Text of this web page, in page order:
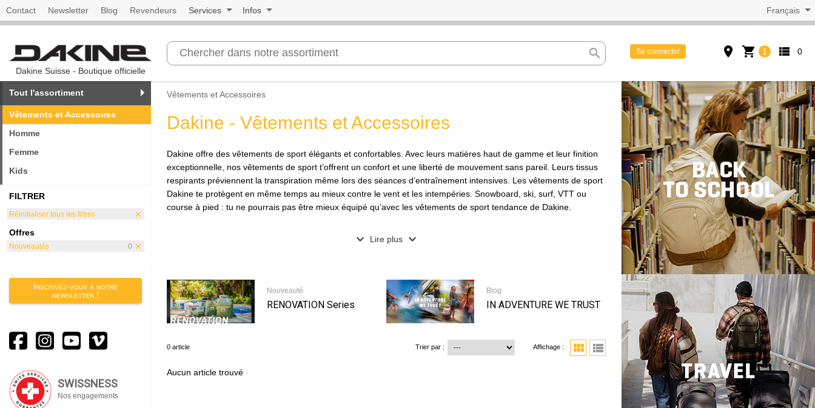
Contact Newsletter Blog Revendeurs Services Infos Français
Dakine Suisse - Boutique officielle
search Se connecter place shopping_cart 1 view_list 0
Tout l'assortiment
Vêtements et Accessoires
Homme
Femme
Kids
FILTRER
clear
Réinitialiser tous les filtres
Offres
clear
Nouveautés 0
Inscrivez-vous à notre
newsletter !
SWISSNESS
Nos engagements
Vêtements et Accessoires
Dakine - Vêtements et Accessoires
Dakine offre des vêtements de sport élégants et confortables. Avec leurs matières haut de gamme et leur finition
exceptionnelle, nos vêtements de sport t’offrent un confort et une liberté de mouvement sans pareil. Leurs tissus
respirants préviennent la transpiration même lors des séances d’entraînement intensives. Les vêtements de sport
Dakine te protègent en même temps au mieux contre le vent et les intempéries. Snowboard, ski, surf, VTT ou
course à pied : tu ne pourrais pas être mieux équipé qu’avec les vêtements de sport tendance de Dakine.
expand_more Lire plus expand_more
Nouveauté
RENOVATION Series
Blog
IN ADVENTURE WE TRUST
0 article Trier par : Affichage : view_module view_list
Aucun article trouvé